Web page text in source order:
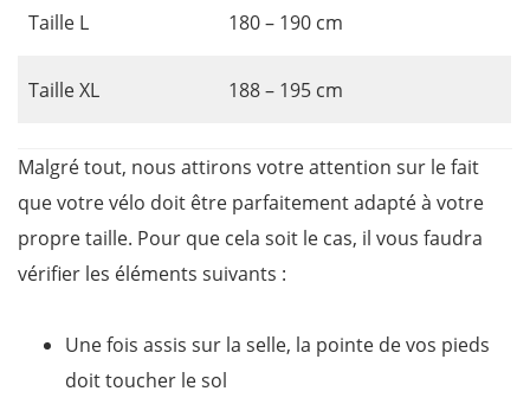
Taille L 180 – 190 cm
Taille XL 188 – 195 cm
Malgré tout, nous attirons votre attention sur le fait
que votre vélo doit être parfaitement adapté à votre
propre taille. Pour que cela soit le cas, il vous faudra
vérifier les éléments suivants :
Une fois assis sur la selle, la pointe de vos pieds
doit toucher le sol